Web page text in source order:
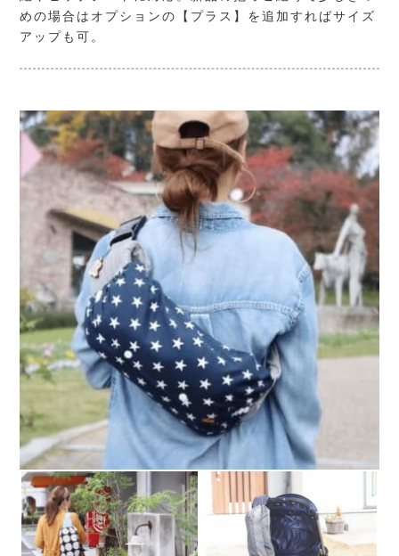
めの場合はオプションの【プラス】を追加すればサイズ
アップも可。